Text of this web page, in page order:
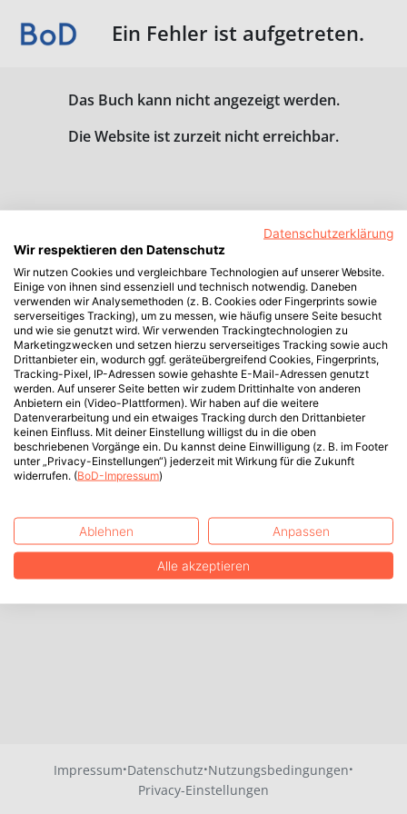
Ein Fehler ist aufgetreten.
Das Buch kann nicht angezeigt werden.
Die Website ist zurzeit nicht erreichbar.
Impressum·Datenschutz·Nutzungsbedingungen·
Privacy-Einstellungen
Datenschutzerklärung
Wir respektieren den Datenschutz
Wir nutzen Cookies und vergleichbare Technologien auf unserer Website.
Einige von ihnen sind essenziell und technisch notwendig. Daneben
verwenden wir Analysemethoden (z. B. Cookies oder Fingerprints sowie
serverseitiges Tracking), um zu messen, wie häufig unsere Seite besucht
und wie sie genutzt wird. Wir verwenden Trackingtechnologien zu
Marketingzwecken und setzen hierzu serverseitiges Tracking sowie auch
Drittanbieter ein, wodurch ggf. geräteübergreifend Cookies, Fingerprints,
Tracking-Pixel, IP-Adressen sowie gehashte E-Mail-Adressen genutzt
werden. Auf unserer Seite betten wir zudem Drittinhalte von anderen
Anbietern ein (Video-Plattformen). Wir haben auf die weitere
Datenverarbeitung und ein etwaiges Tracking durch den Drittanbieter
keinen Einfluss. Mit deiner Einstellung willigst du in die oben
beschriebenen Vorgänge ein. Du kannst deine Einwilligung (z. B. im Footer
unter „Privacy-Einstellungen“) jederzeit mit Wirkung für die Zukunft
widerrufen. (BoD-Impressum)
Ablehnen Anpassen
Alle akzeptieren